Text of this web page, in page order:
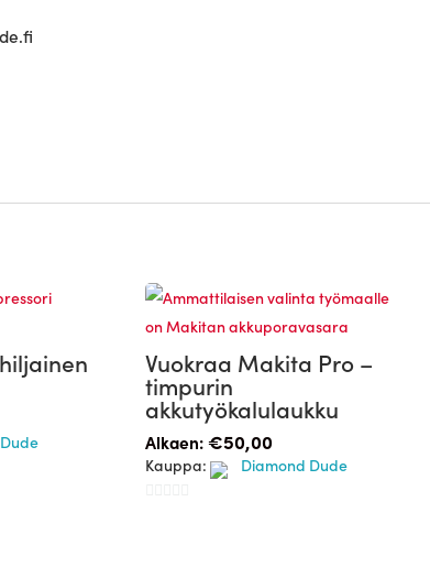
Vuokraa Makita Pro –
timpurin
akkutyökalulaukku
Alkaen:€50,00
Kauppa: Diamond Dude